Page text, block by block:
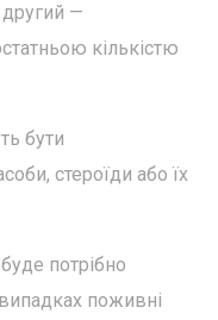
—
кількістю
бути
стероїди або їх
потрібно
випадках поживні